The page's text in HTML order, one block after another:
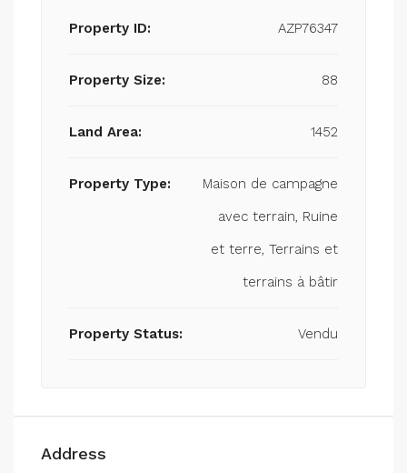
Property ID: AZP76347
Property Size: 88
Land Area: 1452
Property Type:
Maison de campagne
avec terrain, Ruine
et terre, Terrains et
terrains à bâtir
Property Status: Vendu
Address